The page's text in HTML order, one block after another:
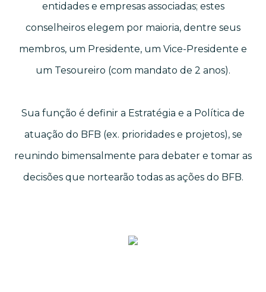
entidades e empresas associadas; estes
conselheiros elegem por maioria, dentre seus
membros, um Presidente, um Vice-Presidente e
um Tesoureiro (com mandato de 2 anos).
Sua função é definir a Estratégia e a Política de
atuação do BFB (ex. prioridades e projetos), se
reunindo bimensalmente para debater e tomar as
decisões que nortearão todas as ações do BFB.